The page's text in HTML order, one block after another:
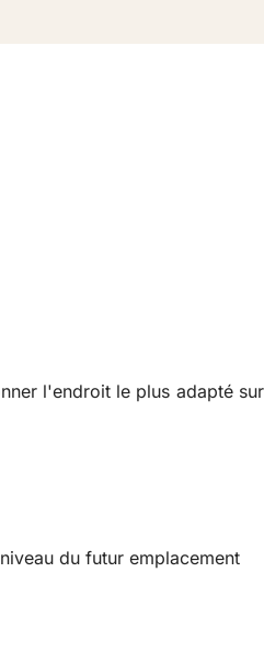
l'endroit le plus adapté sur
du futur emplacement